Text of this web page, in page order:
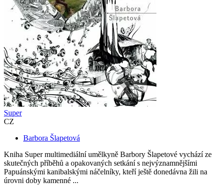
Super
CZ
Barbora Šlapetová
Kniha Super multimediální umělkyně Barbory Šlapetové vychází ze
skutečných příběhů a opakovaných setkání s nejvýznamnějšími
Papuánskými kanibalskými náčelníky, kteří ještě donedávna žili na
úrovni doby kamenné ...